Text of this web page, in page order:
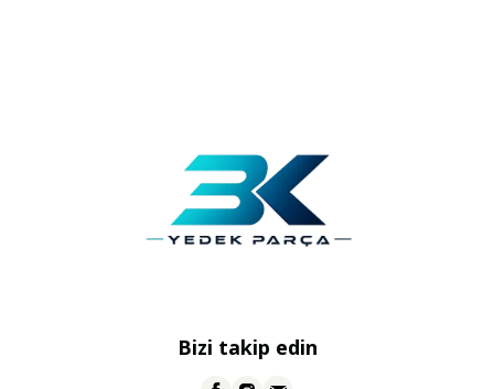
Bizi takip edin